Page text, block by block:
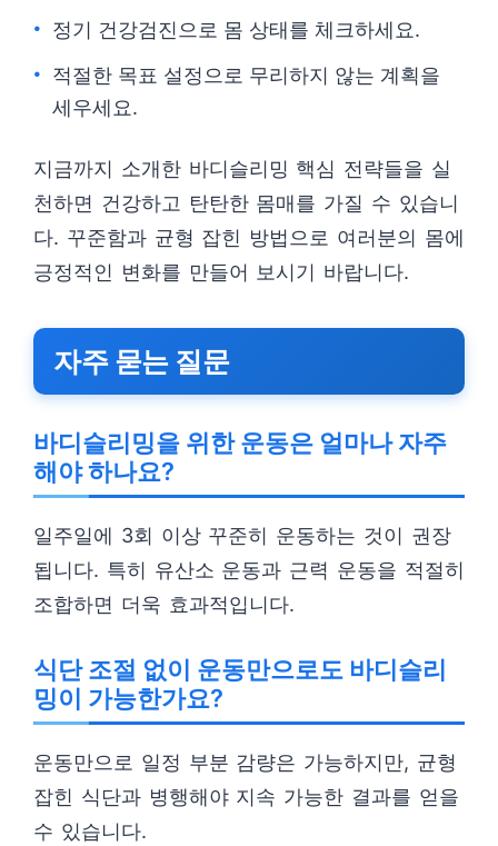
정기 건강검진으로 몸 상태를 체크하세요.
적절한 목표 설정으로 무리하지 않는 계획을
세우세요.
지금까지 소개한 바디슬리밍 핵심 전략들을 실
천하면 건강하고 탄탄한 몸매를 가질 수 있습니
다. 꾸준함과 균형 잡힌 방법으로 여러분의 몸에
긍정적인 변화를 만들어 보시기 바랍니다.
자주 묻는 질문
바디슬리밍을 위한 운동은 얼마나 자주
해야 하나요?
일주일에 3회 이상 꾸준히 운동하는 것이 권장
됩니다. 특히 유산소 운동과 근력 운동을 적절히
조합하면 더욱 효과적입니다.
식단 조절 없이 운동만으로도 바디슬리
밍이 가능한가요?
운동만으로 일정 부분 감량은 가능하지만, 균형
잡힌 식단과 병행해야 지속 가능한 결과를 얻을
수 있습니다.